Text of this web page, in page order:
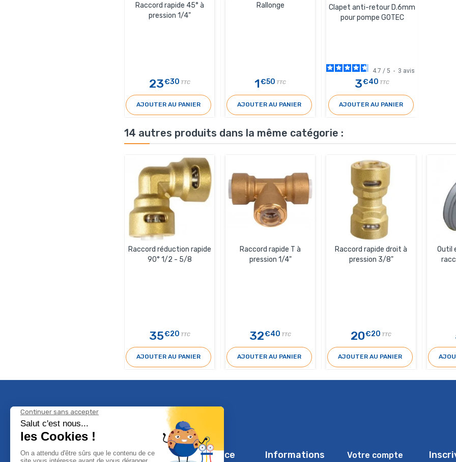
Raccord rapide 45° à
pression 1/4"
23€30 TTC
AJOUTER AU PANIER
Rallonge
1€50 TTC
AJOUTER AU PANIER
Clapet anti-retour D.6mm
pour pompe GOTEC
4.7 / 5 - 3 avis
3€40 TTC
AJOUTER AU PANIER
14 autres produits dans la même catégorie :
Raccord réduction rapide
90° 1/2 - 5/8
35€20 TTC
AJOUTER AU PANIER
Raccord rapide T à
pression 1/4"
32€40 TTC
AJOUTER AU PANIER
Raccord rapide droit à
pression 3/8"
20€20 TTC
AJOUTER AU PANIER
Outil
Climservice Informations Votre compte